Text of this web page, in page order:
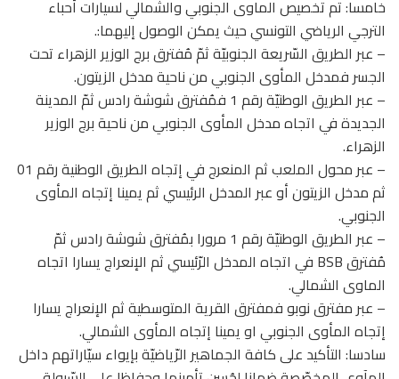
خامسا: تم تخصيص الماوى الجنوبي والشمالي لسيارات أحباء
الترجي الرياضي التونسي حيث يمكن الوصول إليهما:.
– عبر الطريق السّريعة الجنوبيّة ثمّ مُفترق برج الوزير الزهراء تحت
الجسر فمدخل المأوى الجنوبي من ناحية مدخل الزيتون.
– عبر الطريق الوطنيّة رقم 1 فمُفترق شوشة رادس ثمّ المدينة
الجديدة في اتجاه مدخل المأوى الجنوبي من ناحية برج الوزير
الزهراء.
– عبر محول الملعب ثم المنعرج في إتجاه الطريق الوطنية رقم 01
ثم مدخل الزيتون أو عبر المدخل الرئيسي ثم يمينا إتجاه المأوى
الجنوبي.
– عبر الطريق الوطنيّة رقم 1 مرورا بمُفترق شوشة رادس ثمّ
مُفترق BSB في اتجاه المدخل الرّئيسي ثم الإنعراج يسارا اتجاه
الماوى الشمالي.
– عبر مفترق نوبو فمفترق القرية المتوسطية ثم الإنعراج يسارا
إتجاه المأوى الجنوبي او يمينا إتجاه المأوى الشمالي.
سادسا: التأكيد على كافة الجماهير الرّياضيّة بإيواء سيّاراتهم داخل